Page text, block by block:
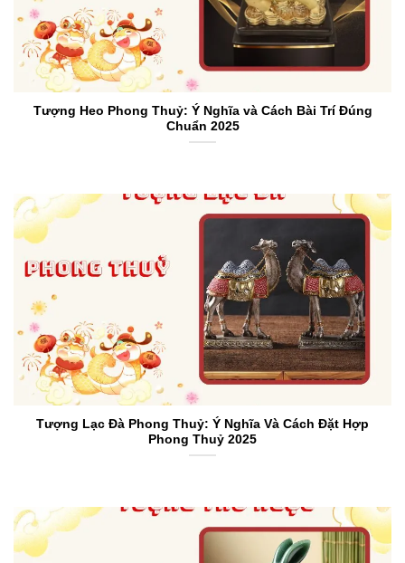
Tượng Heo Phong Thuỷ: Ý Nghĩa và Cách Bài Trí Đúng
Chuẩn 2025
Tượng Lạc Đà Phong Thuỷ: Ý Nghĩa Và Cách Đặt Hợp
Phong Thuỷ 2025